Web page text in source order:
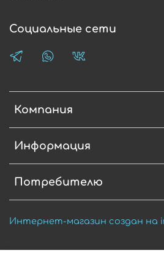
Компания
Информация
Потребителю
Социальные сети
Интернет-магазин создан на